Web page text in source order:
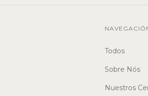
Todos
Sobre Nós
Nuestros